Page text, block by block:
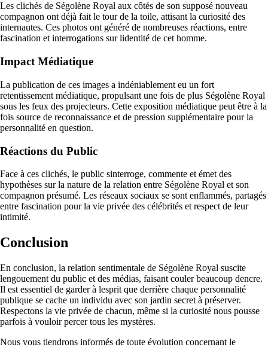
Les clichés de Ségolène Royal aux côtés de son supposé nouveau
compagnon ont déjà fait le tour de la toile, attisant la curiosité des
internautes. Ces photos ont généré de nombreuses réactions, entre
fascination et interrogations sur lidentité de cet homme.
Impact Médiatique
La publication de ces images a indéniablement eu un fort
retentissement médiatique, propulsant une fois de plus Ségolène Royal
sous les feux des projecteurs. Cette exposition médiatique peut être à la
fois source de reconnaissance et de pression supplémentaire pour la
personnalité en question.
Réactions du Public
Face à ces clichés, le public sinterroge, commente et émet des
hypothèses sur la nature de la relation entre Ségolène Royal et son
compagnon présumé. Les réseaux sociaux se sont enflammés, partagés
entre fascination pour la vie privée des célébrités et respect de leur
intimité.
Conclusion
En conclusion, la relation sentimentale de Ségolène Royal suscite
lengouement du public et des médias, faisant couler beaucoup dencre.
Il est essentiel de garder à lesprit que derrière chaque personnalité
publique se cache un individu avec son jardin secret à préserver.
Respectons la vie privée de chacun, même si la curiosité nous pousse
parfois à vouloir percer tous les mystères.
Nous vous tiendrons informés de toute évolution concernant le